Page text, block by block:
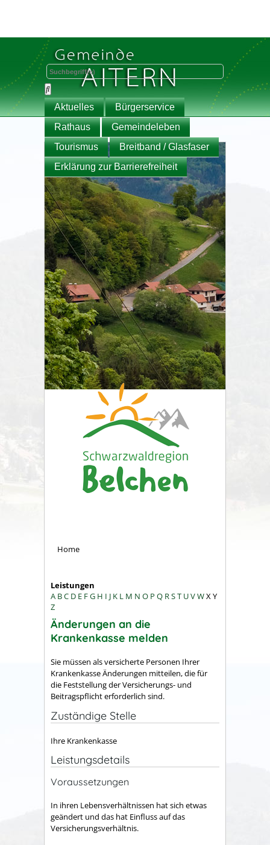
Aktuelles
Bürgerservice
Rathaus
Gemeindeleben
Tourismus
Breitband / Glasfaser
Erklärung zur Barrierefreiheit
Home
Leistungen
A BC D E FG H I J K L M N O P Q RST UVWXY
Z
Änderungen an die
Krankenkasse melden
Sie müssen als versicherte Personen Ihrer
Krankenkasse Änderungen mitteilen, die für
die Feststellung der Versicherungs- und
Beitragspflicht erforderlich sind.
Zuständige Stelle
Ihre Krankenkasse
Leistungsdetails
Voraussetzungen
In ihren Lebensverhältnissen hat sich etwas
geändert und das hat Einfluss auf das
Versicherungsverhältnis.